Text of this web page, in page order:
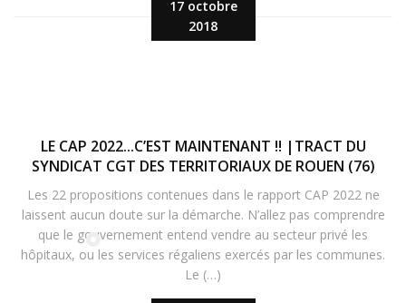
17 octobre
2018
LE CAP 2022...C’EST MAINTENANT !! |TRACT DU
SYNDICAT CGT DES TERRITORIAUX DE ROUEN (76)
Les 22 propositions contenues dans le rapport CAP 2022 ne
laissent aucun doute sur la démarche. N’allez pas comprendre
que le gouvernement entend vendre au secteur privé les
hôpitaux, ou les services régaliens exercés par les communes.
Le (…)